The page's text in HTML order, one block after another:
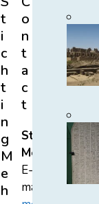
t
i
c
h
t
i
n
g
M
e
h
o
n
t
a
c
t
Stichting
Mehen
E-
mail: